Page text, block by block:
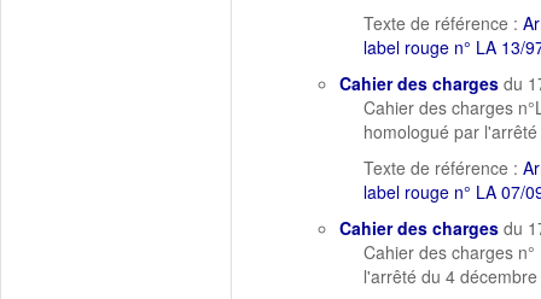
Texte de référence :
label rouge n° LA 13/
Cahier des charges du
Cahier des charges
homologué par
Texte de référence :
label rouge n° LA 07/
Cahier des charges du
Cahier des charges
l'arrêté du 4